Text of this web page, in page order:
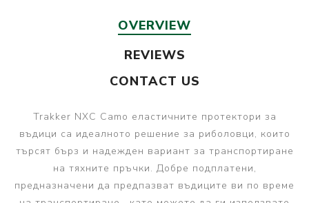
OVERVIEW
REVIEWS
CONTACT US
Trakker NXC Camo еластичните протектори за
въдици са идеалното решение за риболовци, които
търсят бърз и надежден вариант за транспортиране
на тяхните пръчки. Добре подплатени,
предназначени да предпазват въдиците ви по време